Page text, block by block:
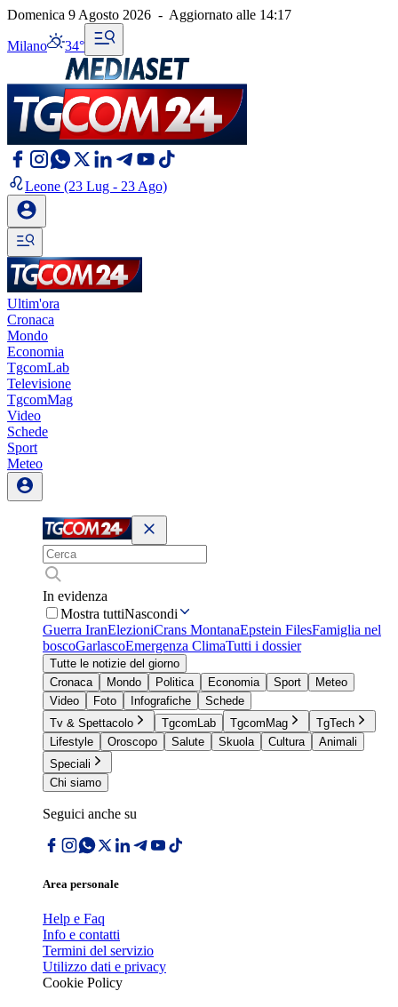
Domenica 9 Agosto 2026 - Aggiornato alle 14:17
Milano 34°
Leone (23 Lug - 23 Ago)
Ultim'ora
Cronaca
Mondo
Economia
TgcomLab
Televisione
TgcomMag
Video
Schede
Sport
Meteo
In evidenza
Mostra tuttiNascondi
Guerra IranElezioniCrans MontanaEpstein FilesFamiglia nel
boscoGarlascoEmergenza ClimaTutti i dossier
Tutte le notizie del giorno
Cronaca
Mondo Politica Economia Sport
Meteo
Video
Foto Infografiche
Schede
Tv & Spettacolo
TgcomLab TgcomMag
TgTech
Lifestyle
Oroscopo Salute Skuola Cultura
Animali
Speciali
Chi siamo
Seguici anche su
Area personale
Help e Faq
Info e contatti
Termini del servizio
Utilizzo dati e privacy
Cookie Policy